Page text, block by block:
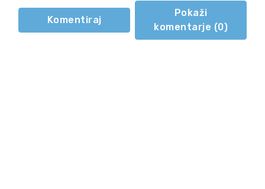
Komentiraj
Pokaži
komentarje (0)